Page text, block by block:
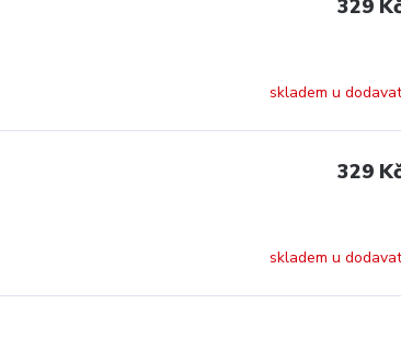
329
skladem u
329
skladem u